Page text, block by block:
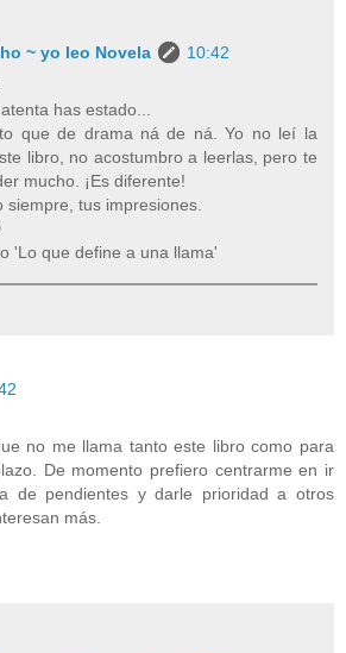
~ yo leo Novela
10:42
has estado...
que de drama ná de ná. Yo no leí la
libro, no acostumbro a leerlas, pero te
mucho. ¡Es diferente!
siempre, tus impresiones.
'Lo que define a una llama'
no me llama tanto este libro como para
De momento prefiero centrarme en ir
de pendientes y darle prioridad a otros
más.